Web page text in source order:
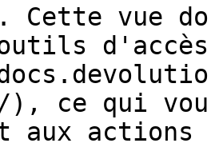
Cette vue
ce qui
aux